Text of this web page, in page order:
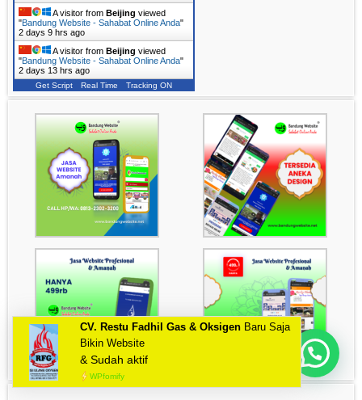
A visitor from Beijing viewed
"Bandung Website - Sahabat Online Anda"
2 days 9 hrs ago
A visitor from Beijing viewed
"Bandung Website - Sahabat Online Anda"
2 days 13 hrs ago
Get Script Real Time Tracking ON
Mau Bikin Website Apa Kak?
CV. Restu Fadhil Gas & Oksigen
Bikin Website
& Sudah aktif